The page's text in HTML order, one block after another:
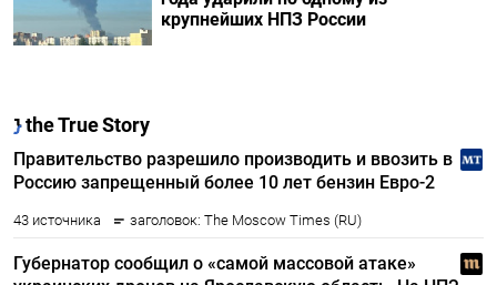
крупнейших НПЗ России